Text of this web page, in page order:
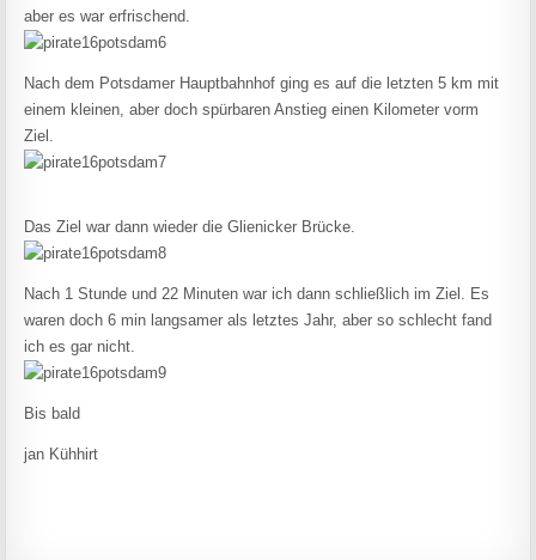
aber es war erfrischend.
Nach dem Potsdamer Hauptbahnhof ging es auf die letzten 5 km mit
einem kleinen, aber doch spürbaren Anstieg einen Kilometer vorm
Ziel.
Das Ziel war dann wieder die Glienicker Brücke.
Nach 1 Stunde und 22 Minuten war ich dann schließlich im Ziel. Es
waren doch 6 min langsamer als letztes Jahr, aber so schlecht fand
ich es gar nicht.
Bis bald
jan Kühhirt